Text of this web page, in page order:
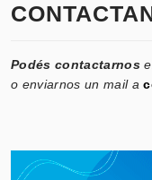
Podés contactarnos
o enviarnos un mail a